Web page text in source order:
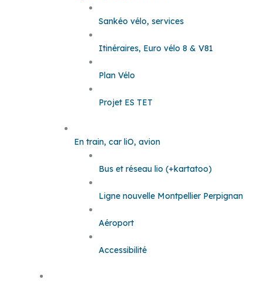
Sankéo vélo, services
Itinéraires, Euro vélo 8 & V81
Plan Vélo
Projet ES TET
En train, car liO, avion
Bus et réseau lio (+kartatoo)
Ligne nouvelle Montpellier Perpignan
Aéroport
Accessibilité